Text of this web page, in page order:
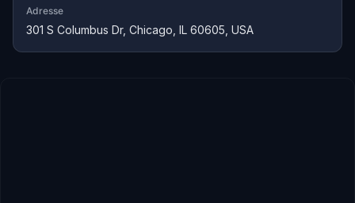
Adresse
301 S Columbus Dr, Chicago, IL 60605, USA